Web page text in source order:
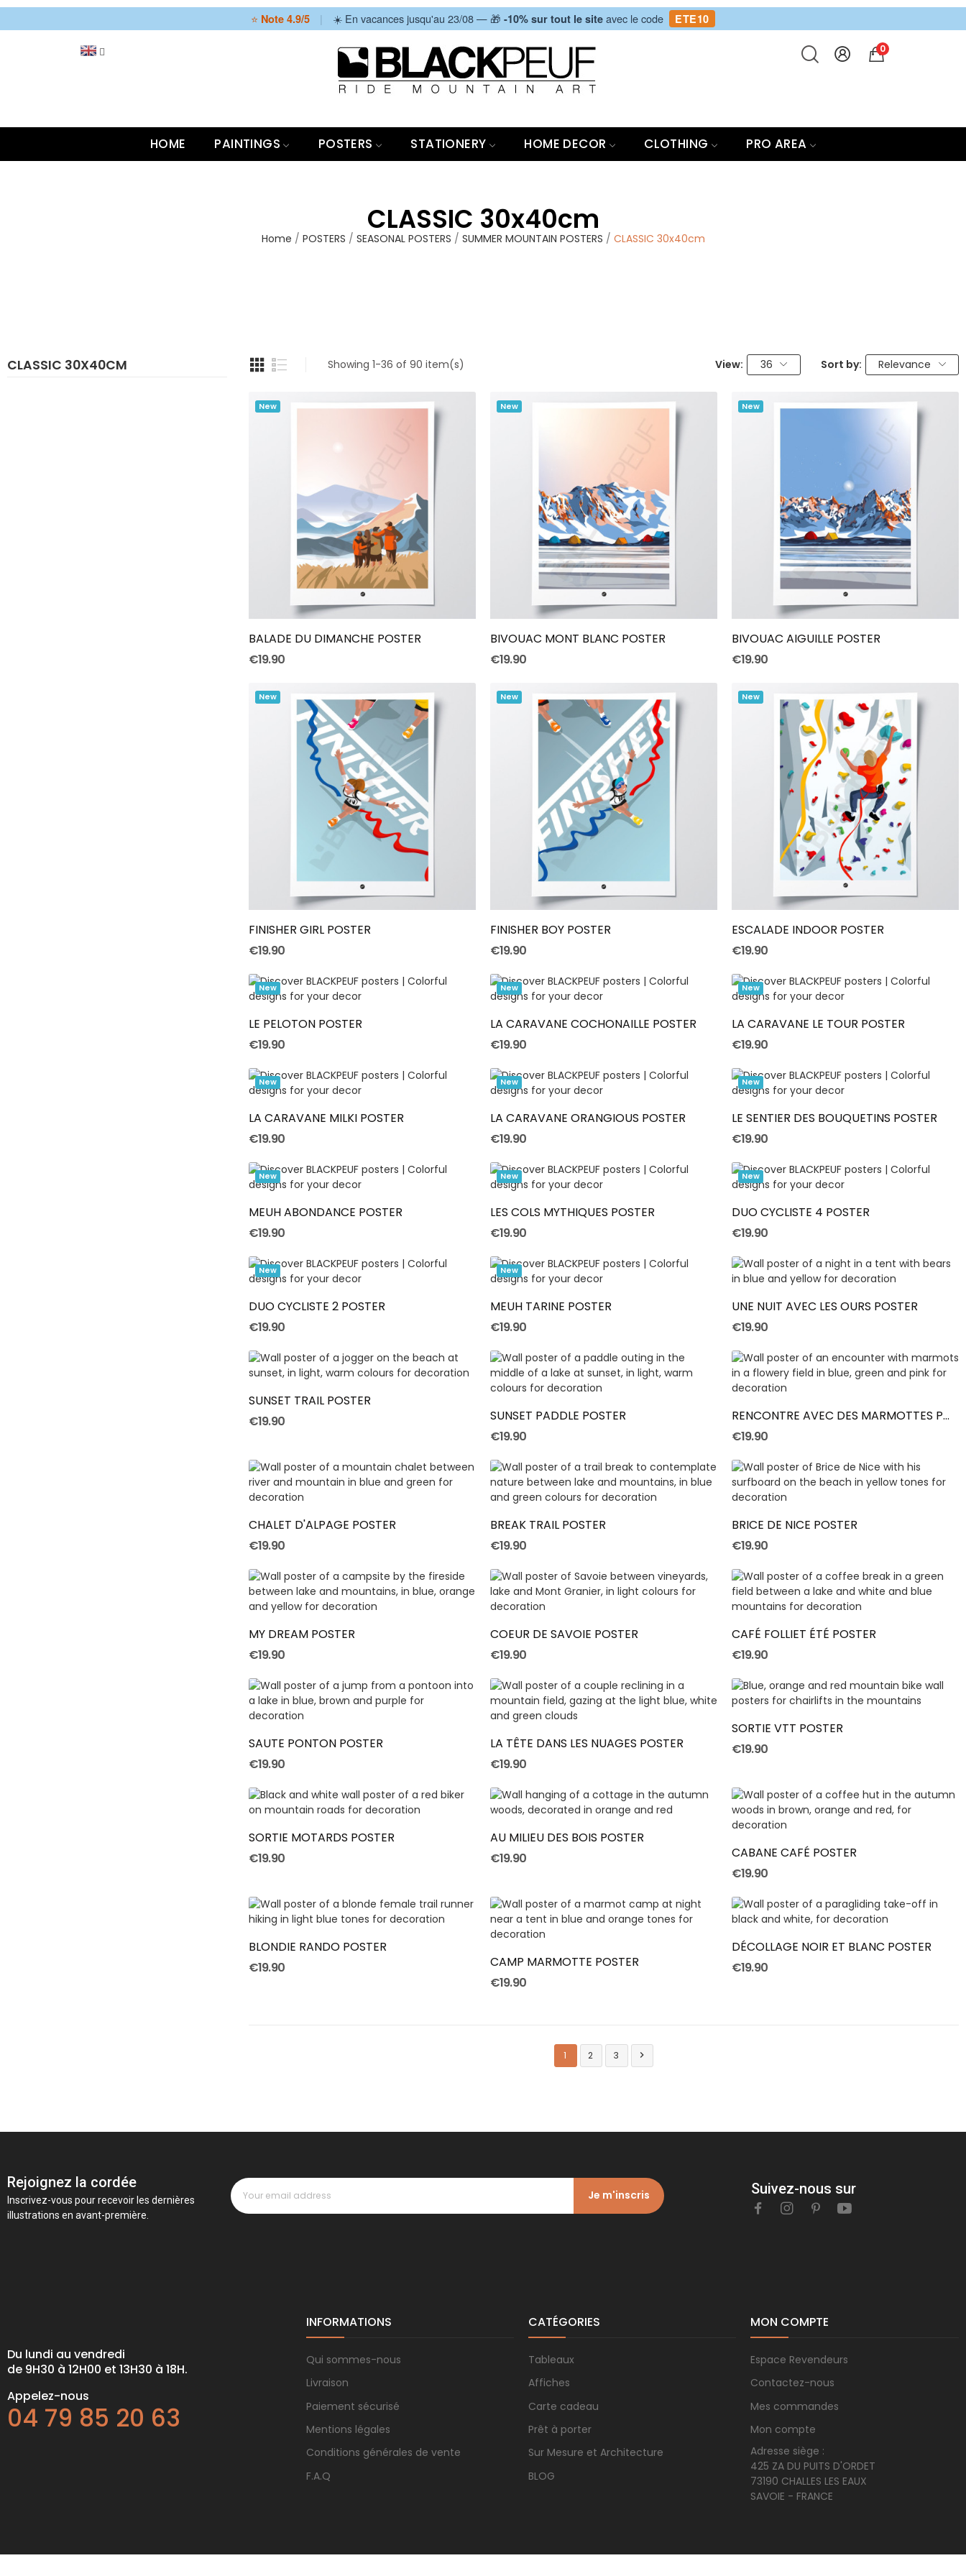
⭐ Note 4.9/5 | ☀️ En vacances jusqu'au 23/08 — 🎁-10% sur tout le site avec le code ETE10
0
HOME PAINTINGS POSTERS STATIONERY HOME DECOR CLOTHING PRO AREA
CLASSIC 30x40cm
Home POSTERS SEASONAL POSTERS SUMMER MOUNTAIN POSTERS CLASSIC 30x40cm
CLASSIC 30X40CM Showing 1-36 of 90 item(s) View: 36 Sort by: Relevance
New
Add To Cart
BALADE DU DIMANCHE POSTER
€19.90
New
Add To Cart
BIVOUAC MONT BLANC POSTER
€19.90
New
Add To Cart
BIVOUAC AIGUILLE POSTER
€19.90
New
Add To Cart
FINISHER GIRL POSTER
€19.90
New
Add To Cart
FINISHER BOY POSTER
€19.90
New
Add To Cart
ESCALADE INDOOR POSTER
€19.90
New
Add To Cart
LE PELOTON POSTER
€19.90
New
Add To Cart
LA CARAVANE COCHONAILLE POSTER
€19.90
New
Add To Cart
LA CARAVANE LE TOUR POSTER
€19.90
New
Add To Cart
LA CARAVANE MILKI POSTER
€19.90
New
Add To Cart
LA CARAVANE ORANGIOUS POSTER
€19.90
New
Add To Cart
LE SENTIER DES BOUQUETINS POSTER
€19.90
New
Add To Cart
MEUH ABONDANCE POSTER
€19.90
New
Add To Cart
LES COLS MYTHIQUES POSTER
€19.90
New
Add To Cart
DUO CYCLISTE 4 POSTER
€19.90
New
Add To Cart
DUO CYCLISTE 2 POSTER
€19.90
New
Add To Cart
MEUH TARINE POSTER
€19.90
Add To Cart
UNE NUIT AVEC LES OURS POSTER
€19.90
Add To Cart
SUNSET TRAIL POSTER
€19.90
Add To Cart
SUNSET PADDLE POSTER
€19.90
Add To Cart
RENCONTRE AVEC DES MARMOTTES POSTER
€19.90
Add To Cart
CHALET D'ALPAGE POSTER
€19.90
Add To Cart
BREAK TRAIL POSTER
€19.90
Add To Cart
BRICE DE NICE POSTER
€19.90
Add To Cart
MY DREAM POSTER
€19.90
Add To Cart
COEUR DE SAVOIE POSTER
€19.90
Add To Cart
CAFÉ FOLLIET ÉTÉ POSTER
€19.90
Add To Cart
SAUTE PONTON POSTER
€19.90
Add To Cart
LA TÊTE DANS LES NUAGES POSTER
€19.90
Add To Cart
SORTIE VTT POSTER
€19.90
Add To Cart
SORTIE MOTARDS POSTER
€19.90
Add To Cart
AU MILIEU DES BOIS POSTER
€19.90
Add To Cart
CABANE CAFÉ POSTER
€19.90
Add To Cart
BLONDIE RANDO POSTER
€19.90
Add To Cart
CAMP MARMOTTE POSTER
€19.90
Add To Cart
DÉCOLLAGE NOIR ET BLANC POSTER
€19.90
1 2 3 
Rejoignez la cordée
Inscrivez-vous pour recevoir les dernières
illustrations en avant-première.
Je m'inscris Suivez-nous sur
Du lundi au vendredi
de 9H30 à 12H00 et 13H30 à 18H.
Appelez-nous
04 79 85 20 63
INFORMATIONS
Qui sommes-nous
Livraison
Paiement sécurisé
Mentions légales
Conditions générales de vente
F.A.Q
CATÉGORIES
Tableaux
Affiches
Carte cadeau
Prêt à porter
Sur Mesure et Architecture
BLOG
MON COMPTE
Espace Revendeurs
Contactez-nous
Mes commandes
Mon compte
Adresse siège :
425 ZA DU PUITS D'ORDET
73190 CHALLES LES EAUX
SAVOIE - FRANCE